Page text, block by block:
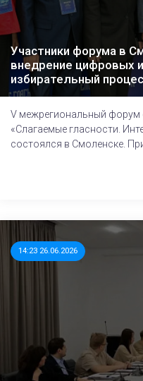
Участники форума в
внедрение цифровых
избирательный
V межрегиональный форум
«Слагаемые гласности.
состоялся в Смоленске.
14:23 26.06.2026